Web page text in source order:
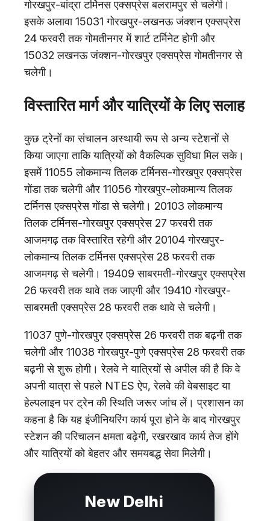
गोरखपुर-बांद्रा टर्मिनस एक्सप्रेस बलरामपुर से चलेगी।
इसके अलावा 15031 गोरखपुर-लखनऊ जंक्शन एक्सप्रेस
24 फरवरी तक गोमतीनगर में शार्ट टर्मिनेट होगी और
15032 लखनऊ जंक्शन-गोरखपुर एक्सप्रेस गोमतीनगर से
चलेगी।
विस्तारित मार्ग और यात्रियों के लिए सलाह
कुछ ट्रेनों का संचालन अस्थायी रूप से अन्य स्टेशनों से
किया जाएगा ताकि यात्रियों को वैकल्पिक सुविधा मिल सके।
इसमें 11055 लोकमान्य तिलक टर्मिनस-गोरखपुर एक्सप्रेस
गोंडा तक चलेगी और 11056 गोरखपुर-लोकमान्य तिलक
टर्मिनस एक्सप्रेस गोंडा से चलेगी। 20103 लोकमान्य
तिलक टर्मिनस-गोरखपुर एक्सप्रेस 27 फरवरी तक
आजमगढ़ तक विस्तारित रहेगी और 20104 गोरखपुर-
लोकमान्य तिलक टर्मिनस एक्सप्रेस 28 फरवरी तक
आजमगढ़ से चलेगी। 19409 साबरमती-गोरखपुर एक्सप्रेस
26 फरवरी तक थावे तक जाएगी और 19410 गोरखपुर-
साबरमती एक्सप्रेस 28 फरवरी तक थावे से चलेगी।
11037 पुणे-गोरखपुर एक्सप्रेस 26 फरवरी तक बढ़नी तक
चलेगी और 11038 गोरखपुर-पुणे एक्सप्रेस 28 फरवरी तक
बढ़नी से शुरू होगी। रेलवे ने यात्रियों से अपील की है कि वे
अपनी यात्रा से पहले NTES ऐप, रेलवे की वेबसाइट या
हेल्पलाइन पर ट्रेन की स्थिति जरूर जांच लें। प्रशासन का
कहना है कि यह इंजीनियरिंग कार्य पूरा होने के बाद गोरखपुर
स्टेशन की परिचालन क्षमता बढ़ेगी, रखरखाव कार्य तेज होंगे
और यात्रियों को बेहतर और समयबद्ध सेवा मिलेगी।
New Delhi